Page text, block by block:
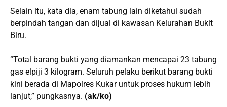
Selain itu, kata dia, enam tabung lain diketahui sudah
berpindah tangan dan dijual di kawasan Kelurahan Bukit
Biru.
“Total barang bukti yang diamankan mencapai 23 tabung
gas elpiji 3 kilogram. Seluruh pelaku berikut barang bukti
kini berada di Mapolres Kukar untuk proses hukum lebih
lanjut,” pungkasnya. (ak/ko)